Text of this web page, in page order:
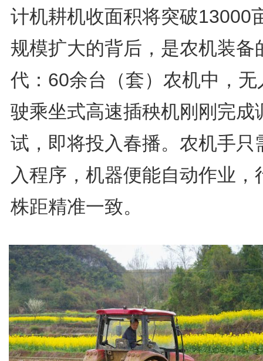
计机耕机收面积将突破13000
规模扩大的背后，是农机装备
代：60余台（套）农机中，无
驶乘坐式高速插秧机刚刚完成
试，即将投入春播。农机手只
入程序，机器便能自动作业，
株距精准一致。